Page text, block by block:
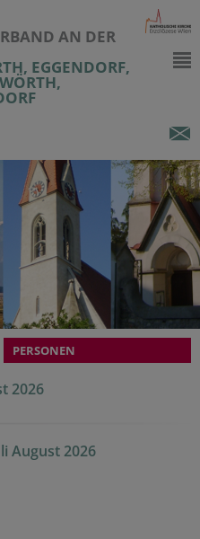
AN DER
EGGENDORF,
PERSONEN
2026
August 2026